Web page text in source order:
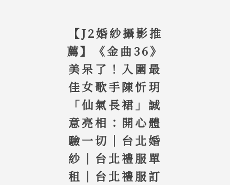
【J2婚紗攝影推
薦】《金曲36》
美呆了！入圍最
佳女歌手陳忻玥
「仙氣長裙」誠
意亮相：開心體
驗一切｜台北婚
紗｜台北禮服單
租｜台北禮服訂